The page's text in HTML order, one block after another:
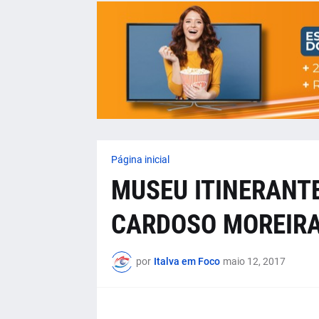
Página inicial
MUSEU
CARDOSO
por Italva em Foco maio 12, 2017